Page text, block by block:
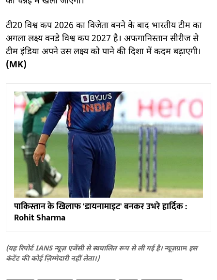
टी20 विश्व कप 2026 का विजेता बनने के बाद भारतीय टीम का
अगला लक्ष्य वनडे विश्व कप 2027 है। अफगानिस्तान सीरीज से
टीम इंडिया अपने उस लक्ष्य को पाने की दिशा में कदम बढ़ाएगी।
(MK)
पाकिस्तान के खिलाफ 'डायनामाइट' बनकर उभरे हार्दिक :
Rohit Sharma
(यह रिपोर्ट IANS न्यूज़ एजेंसी से स्वचालित रूप से ली गई है।न्यूज़ग्राम इस
कंटेंट की कोई ज़िम्मेदारी नहीं लेता।)